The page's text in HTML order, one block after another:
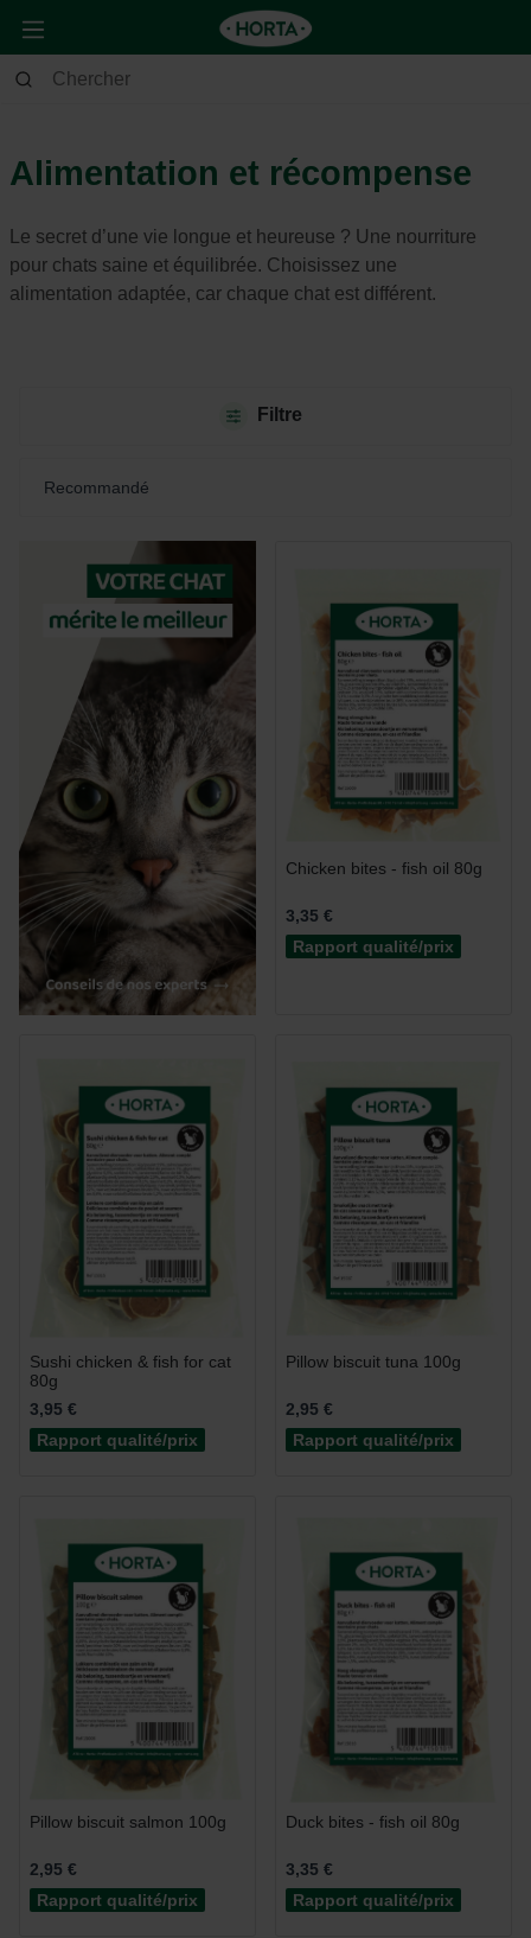
Animaux Chat
Alimentation et récompense
Le secret d’une vie longue et heureuse ? Une nourriture
pour chats saine et équilibrée. Choisissez une
alimentation adaptée, car chaque chat est différent.
Filtre
Chicken bites - fish oil 80g
3,35 €
Rapport qualité/prix
Sushi chicken & fish for cat
80g
3,95 €
Rapport qualité/prix
Pillow biscuit tuna 100g
2,95 €
Rapport qualité/prix
Pillow biscuit salmon 100g
2,95 €
Rapport qualité/prix
Duck bites - fish oil 80g
3,35 €
Rapport qualité/prix